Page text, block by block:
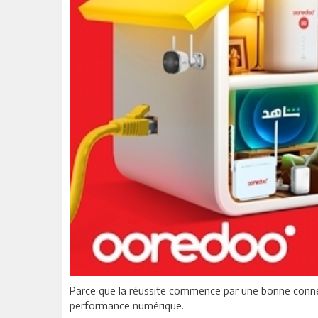
Parce que la réussite commence par une bonne
performance numérique.